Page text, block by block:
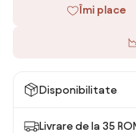
Îmi place
Disponibilitate
Livrare de la 35